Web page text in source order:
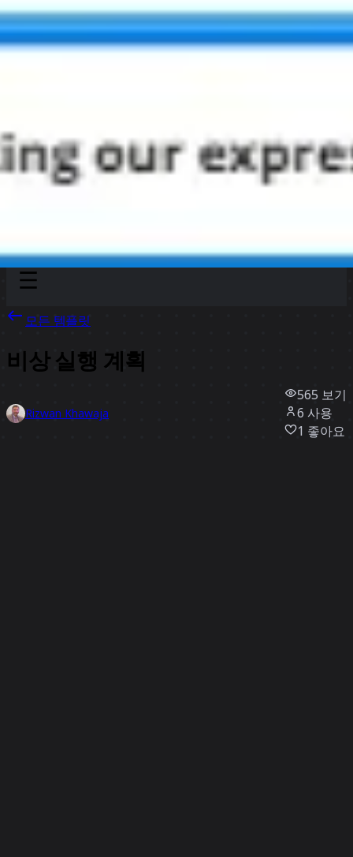
Discover
규모Collections
모든 템플릿
비상 실행 계획
Rizwan Khawaja
565 보기
6 사용
1 좋아요